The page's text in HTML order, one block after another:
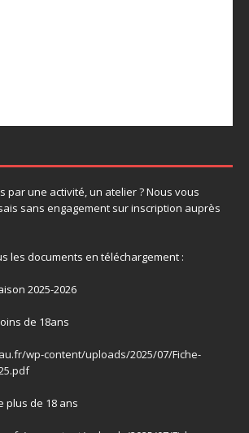
par une activité, un atelier ? Nous vous
sans engagement sur inscription auprès
les documents en téléchargement :
2025-2026
de 18ans
wp-content/uploads/2025/07/Fiche-
plus de 18 ans